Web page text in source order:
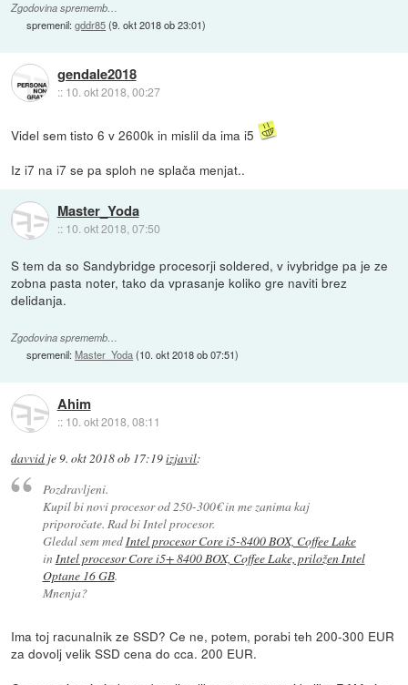
Zgodovina sprememb…
spremenil:gddr85(9. okt 2018 ob 23:01)
gendale2018
:: 10. okt 2018, 00:27
Videl sem tisto 6 v 2600k in mislil da ima i5
Iz i7 na i7 se pa sploh ne splača menjat..
Master_Yoda
:: 10. okt 2018, 07:50
S tem da so Sandybridge procesorji soldered, v ivybridge pa je ze
zobna pasta noter, tako da vprasanje koliko gre naviti brez
delidanja.
Zgodovina sprememb…
spremenil:Master_Yoda(10. okt 2018 ob 07:51)
Ahim
:: 10. okt 2018, 08:11
davvid je9. okt 2018 ob 17:19izjavil:
Pozdravljeni.
Kupil bi novi procesor od 250-300€ in me zanima kaj
priporočate. Rad bi Intel procesor.
Gledal sem med Intel procesor Core i5-8400 BOX, Coffee Lake
in Intel procesor Core i5+ 8400 BOX, Coffee Lake, priložen Intel
Optane 16 GB.
Mnenja?
Ima toj racunalnik ze SSD? Ce ne, potem, porabi teh 200-300 EUR
za dovolj velik SSD cena do cca. 200 EUR.